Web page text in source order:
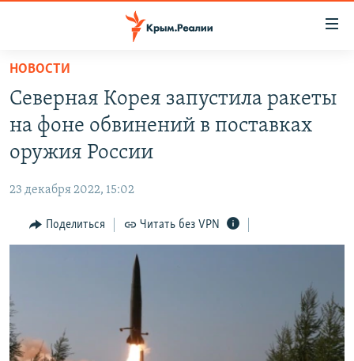
Вернуться
основному
содержанию
Вернутся
главной
навигации
Вернутся
СПЕЦПРОЕКТЫ
11 ЛЕТ ОККУПАЦИИ КРЫМА. 11 ИСТОРИЙ СОПРОТИВЛЕНИЯ
ВОДА
ЕЩЕ
ИНТЕРАКТИВ
ТЕЛЕПРОЕКТ КРЫМ.РЕАЛИИ
ПРОПАВШИЕ БЕЗ ВЕСТИ
РАДІО СВОБОДА
КАК ОБОЙТИ БЛОКИРОВКУ
Qırımtatar
НОВОСТИ
Северная Корея запустила ракеты
на фоне обвинений в поставках
оружия России
23 декабря 2022, 15:02
Поделиться Читать без VPN